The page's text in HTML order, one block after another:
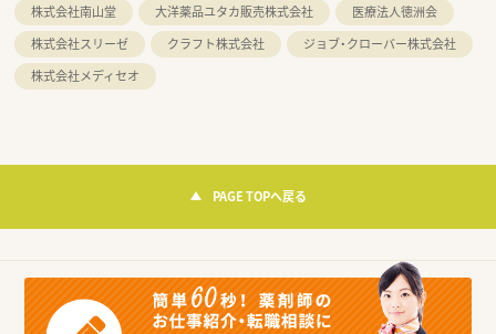
株式会社南山堂
大洋薬品ユタカ販売株式会社
医療法人徳洲会
株式会社スリーゼ
クラフト株式会社
ジョブ・クローバー株式会社
株式会社メディセオ
PAGE TOPへ戻る